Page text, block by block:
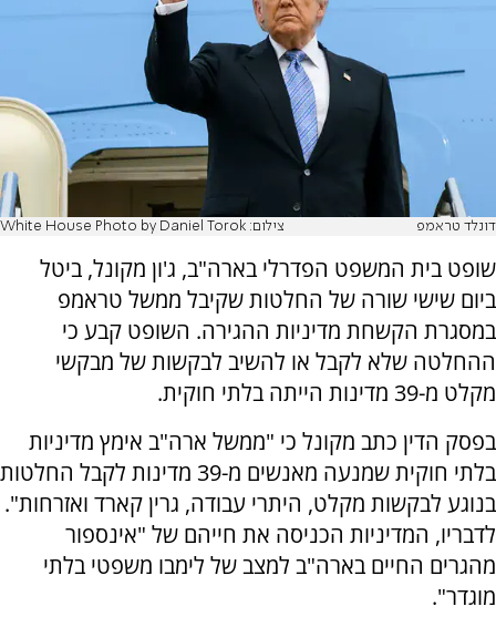
דונלד טראמפ צילום: White House Photo by Daniel Torok
שופט בית המשפט הפדרלי בארה"ב, ג'ון מקונל, ביטל
ביום שישי שורה של החלטות שקיבל ממשל טראמפ
במסגרת הקשחת מדיניות ההגירה. השופט קבע כי
ההחלטה שלא לקבל או להשיב לבקשות של מבקשי
מקלט מ-39 מדינות הייתה בלתי חוקית.
בפסק הדין כתב מקונל כי "ממשל ארה"ב אימץ מדיניות
בלתי חוקית שמנעה מאנשים מ-39 מדינות לקבל החלטות
בנוגע לבקשות מקלט, היתרי עבודה, גרין קארד ואזרחות".
לדבריו, המדיניות הכניסה את חייהם של "אינספור
מהגרים החיים בארה"ב למצב של לימבו משפטי בלתי
מוגדר".